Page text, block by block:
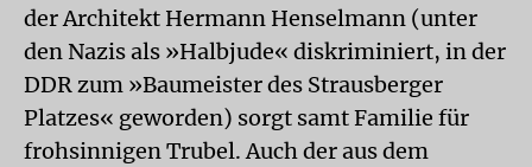
der Architekt Hermann Henselmann (unter
den Nazis als »Halbjude« diskriminiert, in der
DDR zum »Baumeister des Strausberger
Platzes« geworden) sorgt samt Familie für
frohsinnigen Trubel. Auch der aus dem